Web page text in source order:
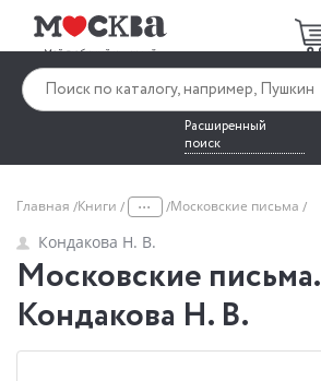
Расширенный
поиск
Главная Книги ... Московские письма
Кондакова Н. В.
Московские письма.
Кондакова Н. В.